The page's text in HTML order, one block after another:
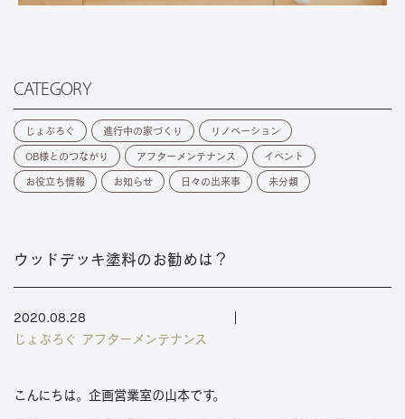
CATEGORY
じょぶろぐ 進行中の家づくり リノベーション
OB様とのつながり アフターメンテナンス イベント
お役立ち情報 お知らせ 日々の出来事 未分類
ウッドデッキ塗料のお勧めは？
2020.08.28
じょぶろぐ アフターメンテナンス
こんにちは。企画営業室の山本です。